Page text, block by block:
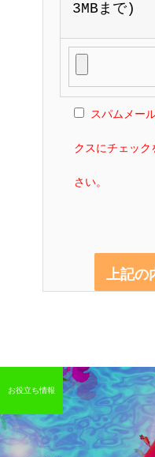
3MBまで)
スパムメー
クスにチェッ
さい。
お役立ち情報